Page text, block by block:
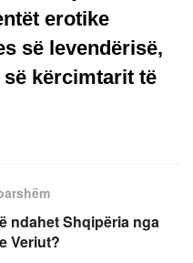
erotike
së levendërisë,
kërcimtarit të
ndahet Shqipëria nga
Veriut?